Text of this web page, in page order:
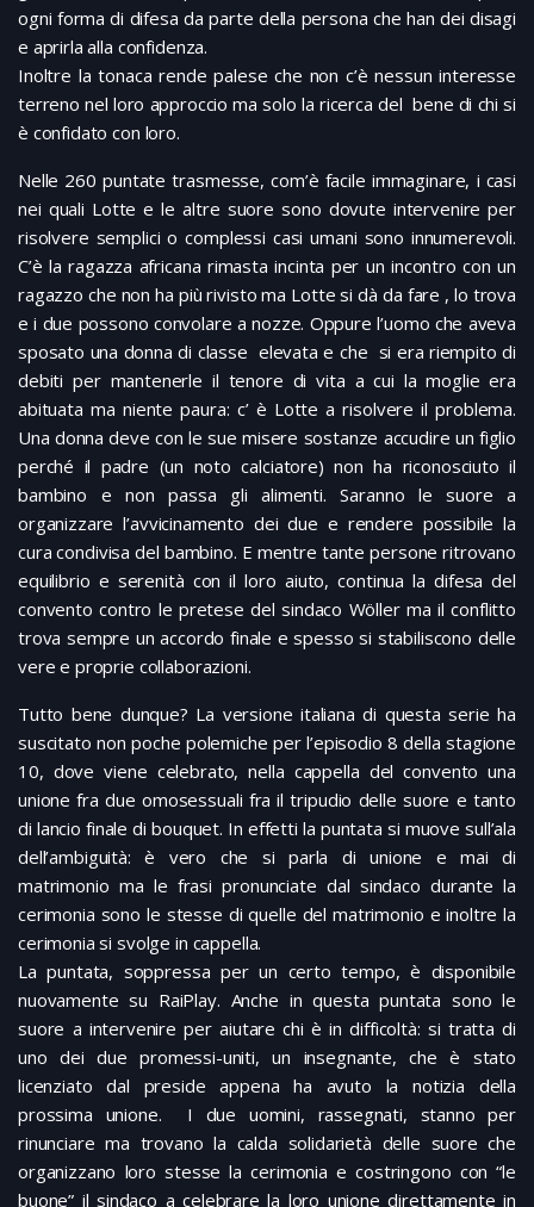
ogni forma di difesa da parte della persona che han dei disagi
e aprirla alla confidenza.
Inoltre la tonaca rende palese che non c’è nessun interesse
terreno nel loro approccio ma solo la ricerca del bene di chi si
è confidato con loro.
Nelle 260 puntate trasmesse, com’è facile immaginare, i casi
nei quali Lotte e le altre suore sono dovute intervenire per
risolvere semplici o complessi casi umani sono innumerevoli.
C’è la ragazza africana rimasta incinta per un incontro con un
ragazzo che non ha più rivisto ma Lotte si dà da fare , lo trova
e i due possono convolare a nozze. Oppure l’uomo che aveva
sposato una donna di classe elevata e che si era riempito di
debiti per mantenerle il tenore di vita a cui la moglie era
abituata ma niente paura: c’ è Lotte a risolvere il problema.
Una donna deve con le sue misere sostanze accudire un figlio
perché il padre (un noto calciatore) non ha riconosciuto il
bambino e non passa gli alimenti. Saranno le suore a
organizzare l’avvicinamento dei due e rendere possibile la
cura condivisa del bambino. E mentre tante persone ritrovano
equilibrio e serenità con il loro aiuto, continua la difesa del
convento contro le pretese del sindaco Wöller ma il conflitto
trova sempre un accordo finale e spesso si stabiliscono delle
vere e proprie collaborazioni.
Tutto bene dunque? La versione italiana di questa serie ha
suscitato non poche polemiche per l’episodio 8 della stagione
10, dove viene celebrato, nella cappella del convento una
unione fra due omosessuali fra il tripudio delle suore e tanto
di lancio finale di bouquet. In effetti la puntata si muove sull’ala
dell’ambiguità: è vero che si parla di unione e mai di
matrimonio ma le frasi pronunciate dal sindaco durante la
cerimonia sono le stesse di quelle del matrimonio e inoltre la
cerimonia si svolge in cappella.
La puntata, soppressa per un certo tempo, è disponibile
nuovamente su RaiPlay. Anche in questa puntata sono le
suore a intervenire per aiutare chi è in difficoltà: si tratta di
uno dei due promessi-uniti, un insegnante, che è stato
licenziato dal preside appena ha avuto la notizia della
prossima unione. I due uomini, rassegnati, stanno per
rinunciare ma trovano la calda solidarietà delle suore che
organizzano loro stesse la cerimonia e costringono con “le
buone” il sindaco a celebrare la loro unione direttamente in